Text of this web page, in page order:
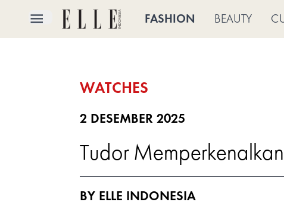
FASHION BEAUTY
WATCHES
2 DESEMBER 2025
Tudor
BY ELLE INDONESIA